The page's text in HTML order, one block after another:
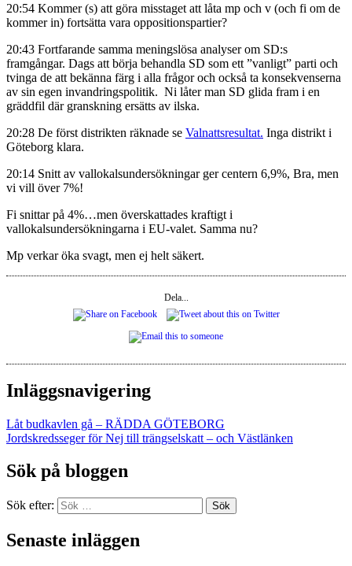
20:54 Kommer (s) att göra misstaget att låta mp och v (och fi om de
kommer in) fortsätta vara oppositionspartier?
20:43 Fortfarande samma meningslösa analyser om SD:s
framgångar. Dags att börja behandla SD som ett ”vanligt” parti och
tvinga de att bekänna färg i alla frågor och också ta konsekvenserna
av sin egen invandringspolitik. Ni låter man SD glida fram i en
gräddfil där granskning ersätts av ilska.
20:28 De först distrikten räknade se Valnattsresultat. Inga distrikt i
Göteborg klara.
20:14 Snitt av vallokalsundersökningar ger centern 6,9%, Bra, men
vi vill över 7%!
Fi snittar på 4%…men överskattades kraftigt i
vallokalsundersökningarna i EU-valet. Samma nu?
Mp verkar öka svagt, men ej helt säkert.
Dela...
Inläggsnavigering
Låt budkavlen gå – RÄDDA GÖTEBORG
Jordskredsseger för Nej till trängselskatt – och Västlänken
Sök på bloggen
Sök efter: Sök
Senaste inläggen